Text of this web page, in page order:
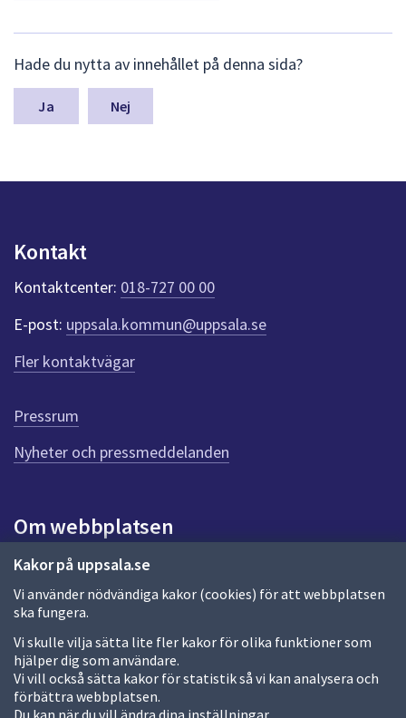
Kakor på uppsala.se
Vi använder nödvändiga kakor (cookies) för att webbplatsen
ska fungera.
Vi skulle vilja sätta lite fler kakor för olika funktioner som
hjälper dig som användare.
Vi vill också sätta kakor för statistik så vi kan analysera och
förbättra webbplatsen.
Du kan när du vill ändra dina inställningar.
ä
m
a
n
k
t
e
r
f
ö
r
e
n
n
a
d
a
Hade du nytta av innehållet på denna sida?
Nej
Kontakt
Kontaktcenter: 018-727 00 00
E-post: uppsala.kommun@uppsala.se
Fler kontaktvägar
Pressrum
Nyheter och pressmeddelanden
Om webbplatsen
Om webbplatsen
Allmänna handlingar och diarium
Behandling av personuppgifter
Kakor
Språk (other languages)